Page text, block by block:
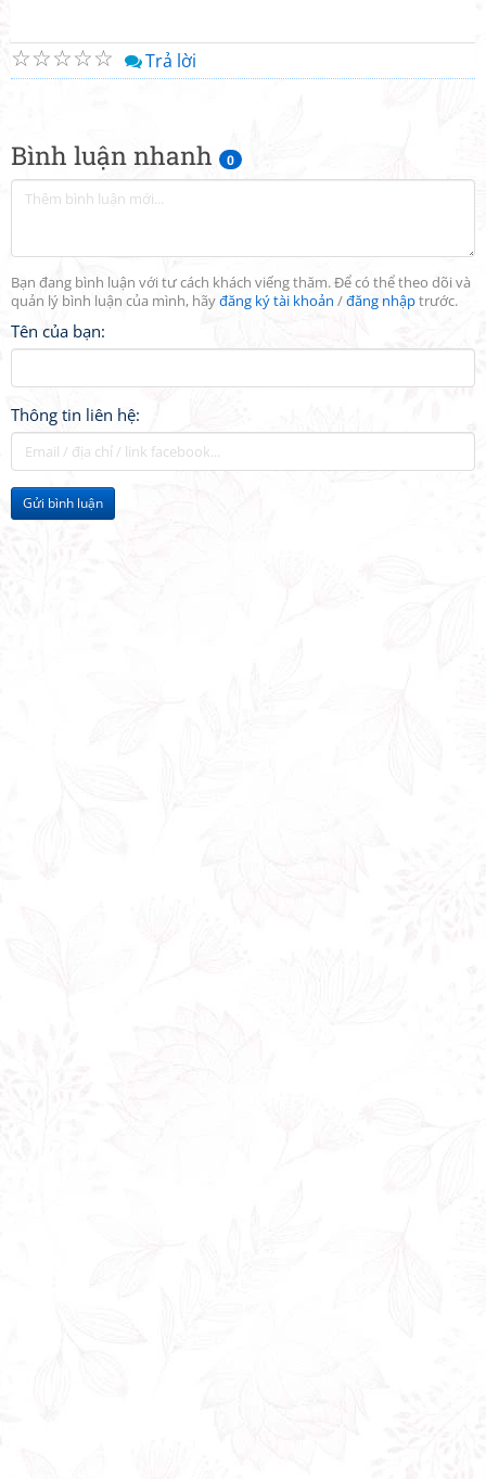
Bình luận nhanh 0
Bạn đang bình luận với tư cách khách viếng thăm. Để có thể theo dõi và
quản lý bình luận của mình, hãyđăng ký tài khoản /đăng nhậptrước.
Tên của bạn:
Thông tin liên hệ:
Gửi bình luận
☆
☆
☆
☆
☆ Trả lời